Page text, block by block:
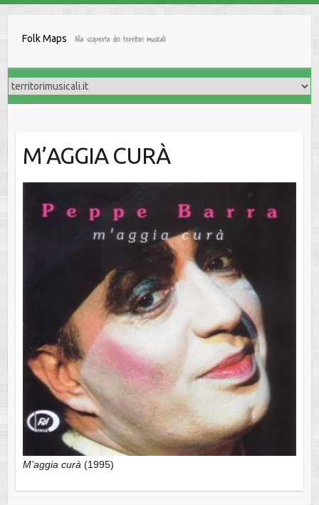
Folk Maps Alla scoperta dei territori musicali
M’AGGIA CURÀ
M’aggia curà(1995)